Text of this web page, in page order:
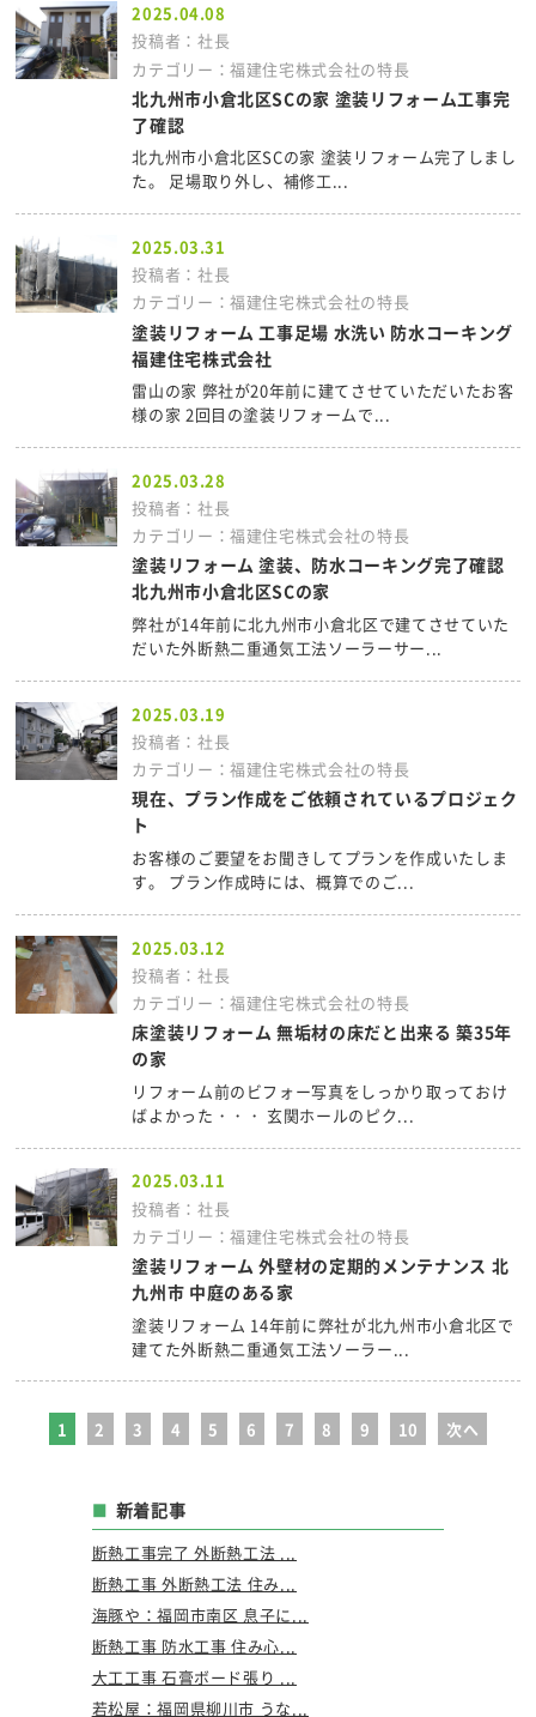
2025.04.08
投稿者：社長
カテゴリー：福建住宅株式会社の特長
北九州市小倉北区SCの家 塗装リフォーム工事完
了確認
北九州市小倉北区SCの家 塗装リフォーム完了しまし
た。 足場取り外し、補修工...
2025.03.31
投稿者：社長
カテゴリー：福建住宅株式会社の特長
塗装リフォーム 工事足場 水洗い 防水コーキング
福建住宅株式会社
雷山の家 弊社が20年前に建てさせていただいたお客
様の家 2回目の塗装リフォームで...
2025.03.28
投稿者：社長
カテゴリー：福建住宅株式会社の特長
塗装リフォーム 塗装、防水コーキング完了確認
北九州市小倉北区SCの家
弊社が14年前に北九州市小倉北区で建てさせていた
だいた外断熱二重通気工法ソーラーサー...
2025.03.19
投稿者：社長
カテゴリー：福建住宅株式会社の特長
現在、プラン作成をご依頼されているプロジェク
ト
お客様のご要望をお聞きしてプランを作成いたしま
す。 プラン作成時には、概算でのご...
2025.03.12
投稿者：社長
カテゴリー：福建住宅株式会社の特長
床塗装リフォーム 無垢材の床だと出来る 築35年
の家
リフォーム前のビフォー写真をしっかり取っておけ
ばよかった・・・ 玄関ホールのピク...
2025.03.11
投稿者：社長
カテゴリー：福建住宅株式会社の特長
塗装リフォーム 外壁材の定期的メンテナンス 北
九州市 中庭のある家
塗装リフォーム 14年前に弊社が北九州市小倉北区で
建てた外断熱二重通気工法ソーラー...
1 2 3 4 5 6 7 8 9 10 次へ
新着記事
断熱工事完了 外断熱工法 ...
断熱工事 外断熱工法 住み...
海豚や：福岡市南区 息子に...
断熱工事 防水工事 住み心...
大工工事 石膏ボード張り ...
若松屋：福岡県柳川市 うな...